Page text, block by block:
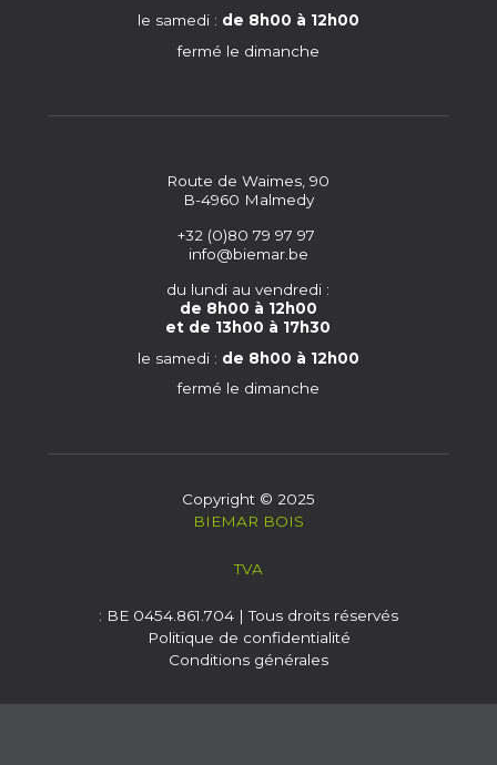
le samedi : de 8h00 à 12h00
fermé le dimanche
Route de Waimes, 90
B-4960 Malmedy
+32 (0)80 79 97 97
info@biemar.be
du lundi au vendredi :
de 8h00 à 12h00
et de 13h00 à 17h30
le samedi : de 8h00 à 12h00
fermé le dimanche
Copyright © 2025
BIEMAR BOIS
TVA
: BE 0454.861.704 | Tous droits réservés
Politique de confidentialité
Conditions générales